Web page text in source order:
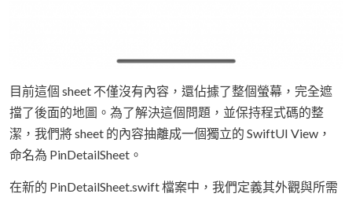
目前這個 sheet 不僅沒有內容，還佔據了整個螢幕，完全遮
擋了後面的地圖。為了解決這個問題，並保持程式碼的整
潔，我們將 sheet 的內容抽離成一個獨立的 SwiftUI View，
命名為 PinDetailSheet。
在新的 PinDetailSheet.swift 檔案中，我們定義其外觀與所需